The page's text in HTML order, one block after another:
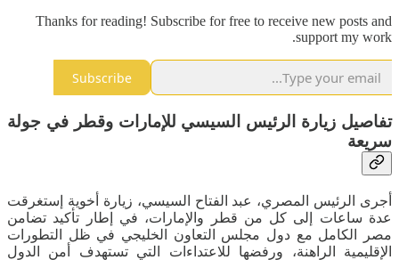
Thanks for reading! Subscribe for free to receive new posts and
support my work.
Subscribe
تفاصيل زيارة الرئيس السيسي للإمارات وقطر في جولة
سريعة
أجرى الرئيس المصري، عبد الفتاح السيسي، زيارة أخوية إستغرقت
عدة ساعات إلى كل من قطر والإمارات، في إطار تأكيد تضامن
مصر الكامل مع دول مجلس التعاون الخليجي في ظل التطورات
الإقليمية الراهنة، ورفضها للاعتداءات التي تستهدف أمن الدول